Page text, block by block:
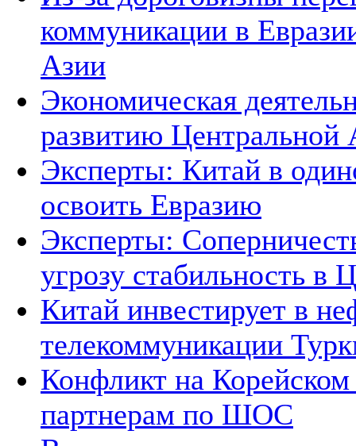
коммуникации в
Азии
Экономическая
развитию Центральной
Эксперты: Китай в
освоить Евразию
Эксперты:
угрозу стабильность в
Китай инвестирует в
телекоммуникации
Конфликт на
партнерам по ШОС